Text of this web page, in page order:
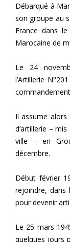
Débarqué à
son groupe au
France dans
Marocaine de
Le 24
l’Artillerie
Il assume alors
d’artillerie –
ville – en
décembre.
Début février
rejoindre, dans
pour devenir
Le 25 mars
quelques jours